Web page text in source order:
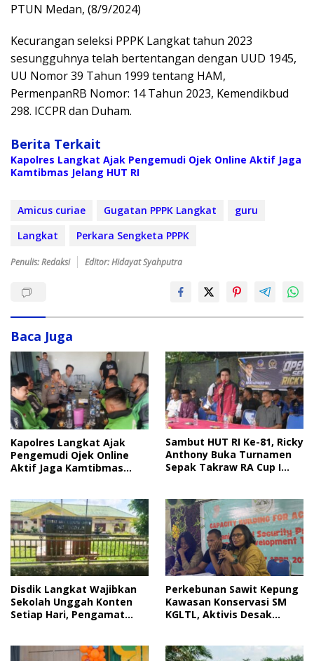
PTUN Medan, (8/9/2024)
Kecurangan seleksi PPPK Langkat tahun 2023
sesungguhnya telah bertentangan dengan UUD 1945,
UU Nomor 39 Tahun 1999 tentang HAM,
PermenpanRB Nomor: 14 Tahun 2023, Kemendikbud
298. ICCPR dan Duham.
Berita Terkait
Kapolres Langkat Ajak Pengemudi Ojek Online Aktif Jaga
Kamtibmas Jelang HUT RI
Amicus curiae Gugatan PPPK Langkat
guru
Langkat
Perkara Sengketa PPPK
Penulis: Redaksi Editor: Hidayat Syahputra
Baca Juga
Kapolres Langkat Ajak
Pengemudi Ojek Online
Aktif Jaga Kamtibmas
Sambut HUT RI Ke-81, Ricky
Anthony Buka Turnamen
Sepak Takraw RA Cup I
Disdik Langkat Wajibkan
Sekolah Unggah Konten
Setiap Hari, Pengamat
Perkebunan Sawit Kepung
Kawasan Konservasi SM
KGLTL, Aktivis Desak